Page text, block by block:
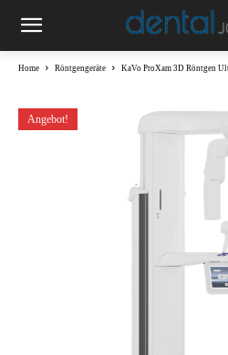
Home Röntgengeräte KaVo ProXam 3D Röntgen
Angebot!